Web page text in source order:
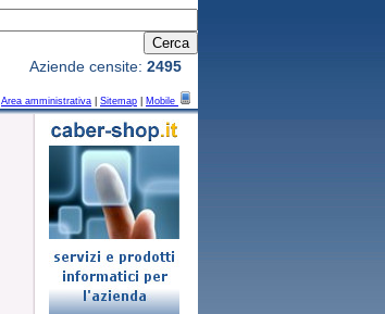
Area amministrativa Sitemap Mobile
Aziende censite: 2495